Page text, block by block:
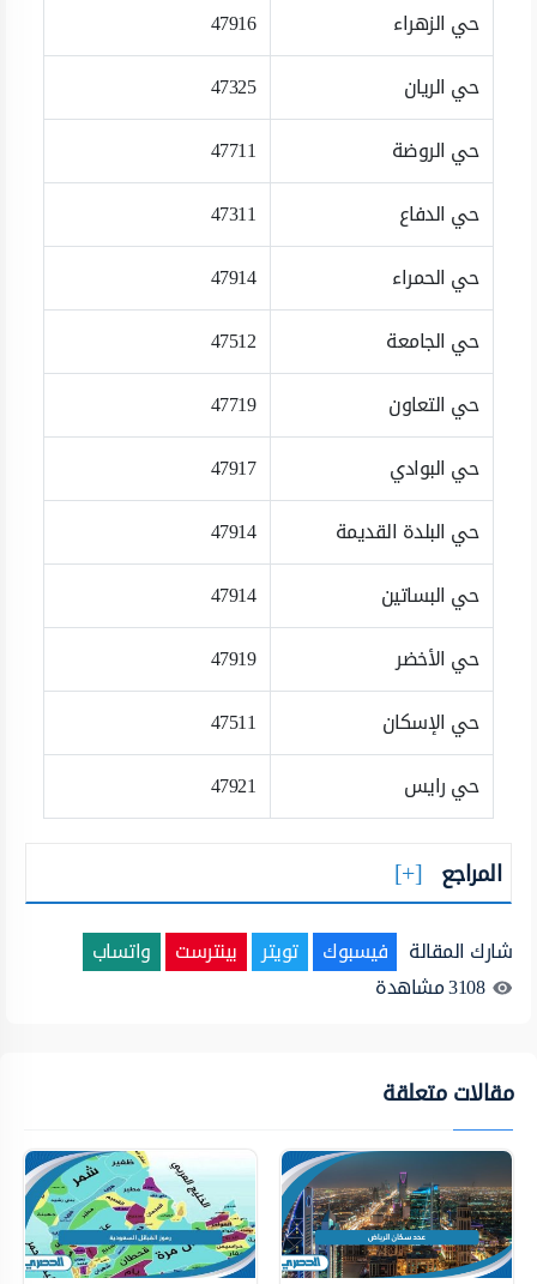
حي الزهراء
47916
حي الريان
47325
حي الروضة
47711
حي الدفاع
47311
حي الحمراء
47914
حي الجامعة
47512
حي التعاون
47719
حي البوادي
47917
حي البلدة القديمة
47914
حي البساتين
47914
حي الأخضر
47919
حي الإسكان
47511
حي رايس
47921
المراجع
شارك المقالة فيسبوك تويتر بينترست
واتساب
3108مشاهدة
مقالات متعلقة